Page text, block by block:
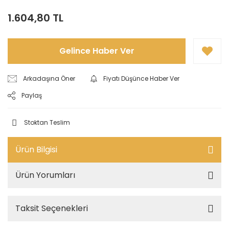
1.604,80 TL
Gelince Haber Ver
Arkadaşına Öner
Fiyatı Düşünce Haber Ver
Paylaş
Stoktan Teslim
Ürün Bilgisi
Ürün Yorumları
Taksit Seçenekleri